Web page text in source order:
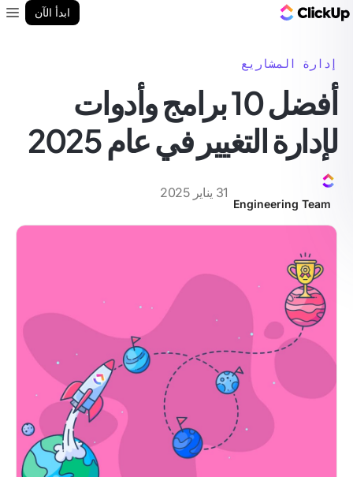
ابدأ الآن
إدارة المشاريع
أفضل 10 برامج وأدوات
لإدارة التغيير في عام 2025
Engineering Team
31 يناير 2025